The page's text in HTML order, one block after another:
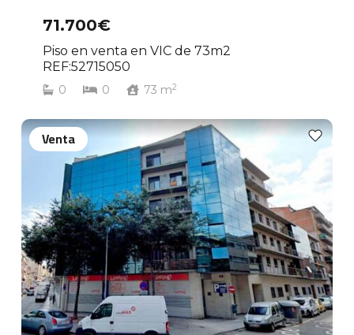
71.700€
Piso en venta en VIC de 73m2
REF:52715050
0 0 73 m2
Venta